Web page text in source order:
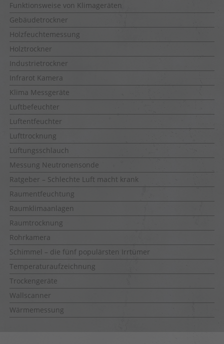
Funktionsweise von Klimageräten
Gebäudetrockner
Holzfeuchtemessung
Holztrockner
Industrietrockner
Infrarot Kamera
Klima Messgeräte
Luftbefeuchter
Luftentfeuchter
Lufttrocknung
Lüftungsschlauch
Messung Neutronensonde
Ratgeber – Schlechte Luft macht krank
Raumentfeuchtung
Raumklimaanlagen
Raumtrocknung
Rohrkamera
Schimmel – die fünf populärsten Irrtümer
Temperaturaufzeichnung
Trockengeräte
Wallscanner
Wärmemessung